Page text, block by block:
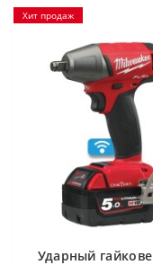
Хит продаж
Ударный